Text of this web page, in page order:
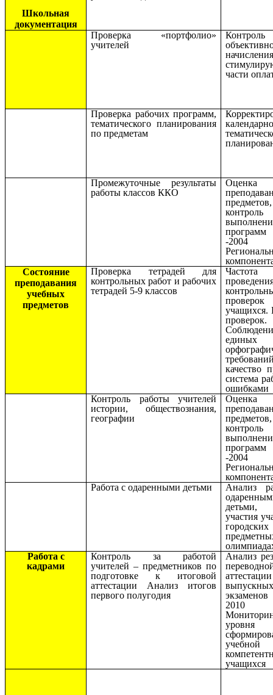
Школьная
документация
Проверка «портфолио»
учителей
Контроль
части
Проверка рабочих программ,
тематического планирования
по предметам
Промежуточные результаты
работы классов ККО
Оценка
предметов,
-
Состояние
преподавания
учебных
предметов
Проверка тетрадей для
контрольных работ и рабочих
тетрадей 5-9 классов
Частота
учащихся.
проверок.
единых
качество
система
ошибками
Контроль работы учителей
истории, обществознания,
географии
Оценка
предметов,
-
Работа с одаренными детьми
Анализ
детьми,
участия
городских
Работа с
кадрами
Контроль за работой
учителей – предметников по
подготовке к итоговой
аттестации Анализ итогов
первого полугодия
Анализ
2010
уровня
учебной
учащихся